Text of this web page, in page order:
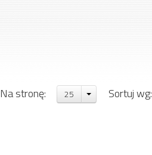
Sortuj wg:
Na stronę: 25